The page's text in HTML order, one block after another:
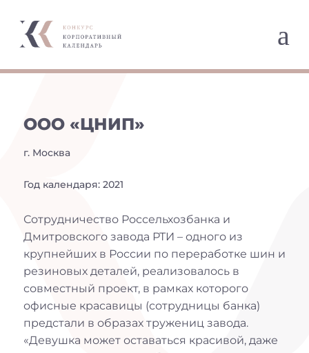
a
ООО «ЦНИП»
г. Москва
Год календаря: 2021
Сотрудничество Россельхозбанка и
Дмитровского завода РТИ – одного из
крупнейших в России по переработке шин и
резиновых деталей, реализовалось в
совместный проект, в рамках которого
офисные красавицы (сотрудницы банка)
предстали в образах тружениц завода.
«Девушка может оставаться красивой, даже